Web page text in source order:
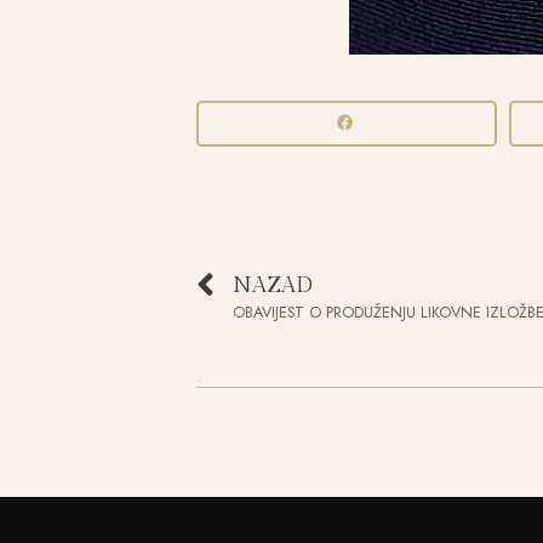
NAZAD
OBAVIJEST O PRODUŽENJU LIKOVNE IZLOŽBE